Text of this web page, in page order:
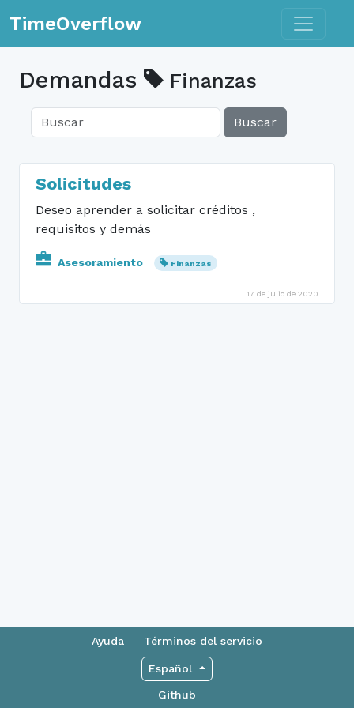
TimeOverflow Toggle
Demandas Finanzas
Buscar
Solicitudes
Deseo aprender a solicitar créditos ,
requisitos y demás
Asesoramiento Finanzas
17 de julio de 2020
Ayuda Términos del servicio
Español
Github